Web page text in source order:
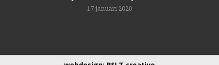
17 januari 2020